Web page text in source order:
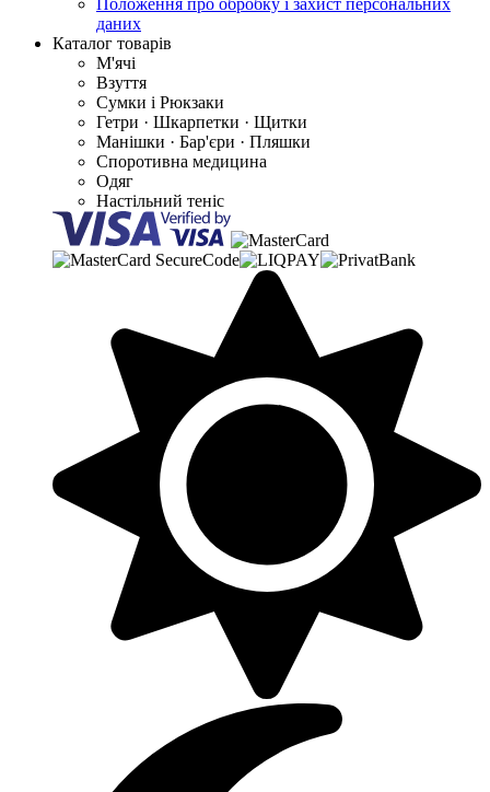
Положення про обробку і захист персональних
даних
Каталог товарів
М'ячі
Взуття
Сумки і Рюкзаки
Гетри · Шкарпетки · Щитки
Манішки · Бар'єри · Пляшки
Споротивна медицина
Одяг
Настільний теніс